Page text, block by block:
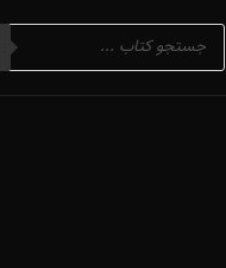
Products
search